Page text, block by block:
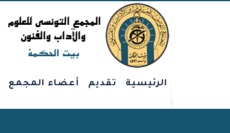
الرئيسية تقديم أعضاء المجمع